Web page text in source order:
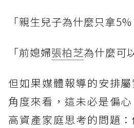
「親生兒子為什麼只拿5%
「前媳婦張柏芝為什麼可
但如果媒體報導的安排
角度來看，這未必是偏
高資產家庭思考的問題